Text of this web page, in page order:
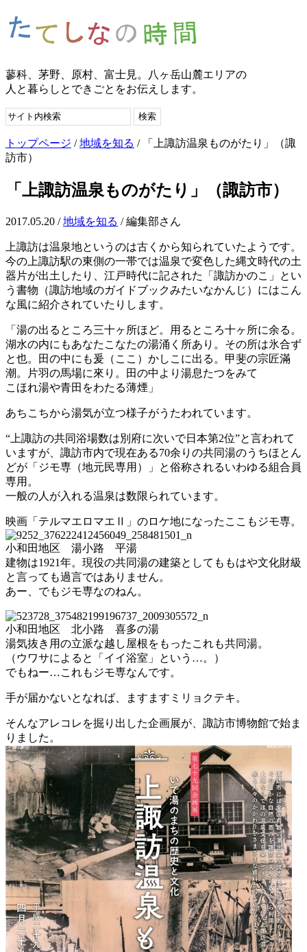
蓼科、茅野、原村、富士見。八ヶ岳山麓エリアの
人と暮らしとできごとをお伝えします。
トップページ /地域を知る / 「上諏訪温泉ものがたり」（諏
訪市）
「上諏訪温泉ものがたり」（諏訪市）
2017.05.20 /地域を知る / 編集部さん
上諏訪は温泉地というのは古くから知られていたようです。
今の上諏訪駅の東側の一帯では温泉で変色した縄文時代の土
器片が出土したり、江戸時代に記された「諏訪かのこ」とい
う書物（諏訪地域のガイドブックみたいなかんじ）にはこん
な風に紹介されていたりします。
「湯の出るところ三十ヶ所ほど。用るところ十ヶ所に余る。
湖水の内にもあなたこなたの湯涌く所あり。その所は氷合ず
と也。田の中にも爰（ここ）かしこに出る。甲斐の宗匠滿
潮。片羽の馬場に來り。田の中より湯息たつをみて
こほれ湯や青田をわたる薄煙」
あちこちから湯気が立つ様子がうたわれています。
“上諏訪の共同浴場数は別府に次いで日本第2位”と言われて
いますが、諏訪市内で現在ある70余りの共同湯のうちほとん
どが「ジモ専（地元民専用）」と俗称されるいわゆる組合員
専用。
一般の人が入れる温泉は数限られています。
映画「テルマエロマエⅡ」のロケ地になったここもジモ専。
小和田地区 湯小路 平湯
建物は1921年。現役の共同湯の建築としてももはや文化財級
と言っても過言ではありません。
あー、でもジモ専なのねん。
小和田地区 北小路 喜多の湯
湯気抜き用の立派な越し屋根をもったこれも共同湯。
（ウワサによると「イイ浴室」という…。）
でもねー…これもジモ専なんです。
手が届かないとなれば、ますますミリョクテキ。
そんなアレコレを掘り出した企画展が、諏訪市博物館で始ま
りました。